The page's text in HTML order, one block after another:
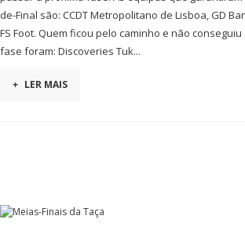
de-Final são: CCDT Metropolitano de Lisboa, GD
FS Foot. Quem ficou pelo caminho e não
fase foram: Discoveries Tuk...
+ LER MAIS